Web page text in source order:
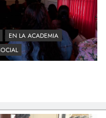
EN LA ACADEMIA